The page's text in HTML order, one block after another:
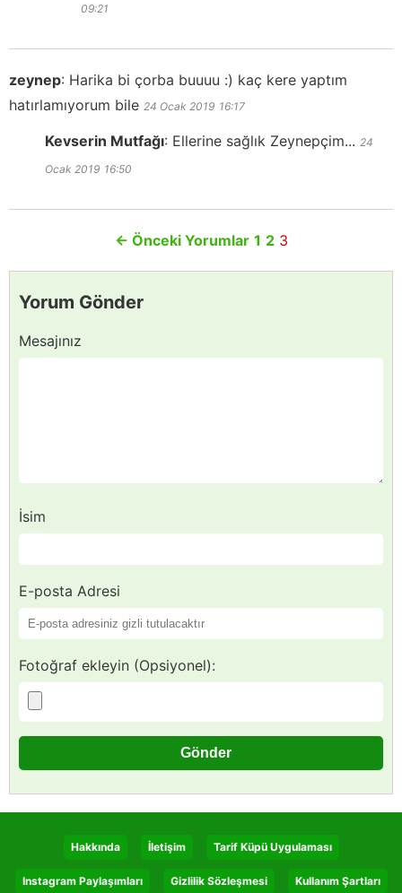
09:21
zeynep: Harika bi çorba buuuu :) kaç kere yaptım
hatırlamıyorum bile 24 Ocak 2019 16:17
Kevserin Mutfağı: Ellerine sağlık Zeynepçim... 24
Ocak 2019 16:50
← Önceki Yorumlar 1 2 3
Yorum Gönder
Mesajınız
İsim
E-posta Adresi
Fotoğraf ekleyin (Opsiyonel):
Hakkında İletişim Tarif Küpü Uygulaması
Instagram Paylaşımları Gizlilik Sözleşmesi Kullanım Şartları